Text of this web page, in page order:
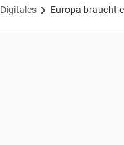
Digitales Europa braucht